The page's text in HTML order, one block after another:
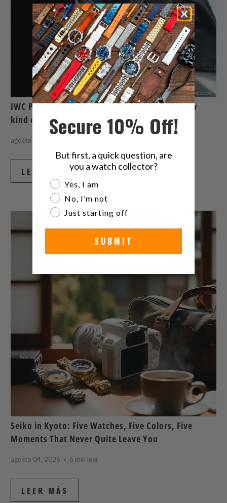
IWC Pilots Venturer Vertical Drive, a whole new
kind of space exploration watch
agosto 06, 2026
LEER MÁS
Seiko in Kyoto: Five Watches, Five Colors, Five
Moments That Never Quite Leave You
agosto 04, 2026 6 min leer
LEER MÁS
Secure 10% Off!
But first, a quick question, are
you a watch collector?
Are you a watch collector?
Yes, I am
No, I’m not
Just starting off
SUBMIT